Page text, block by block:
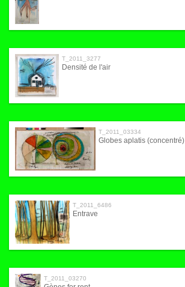
T_2011_3277
Densité de l'air
T_2011_03334
Globes aplatis (concentré)
T_2011_6486
Entrave
T_2011_03270